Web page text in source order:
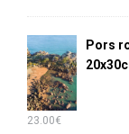
Pors
23.00€